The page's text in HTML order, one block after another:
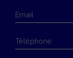
Email
Téléphone